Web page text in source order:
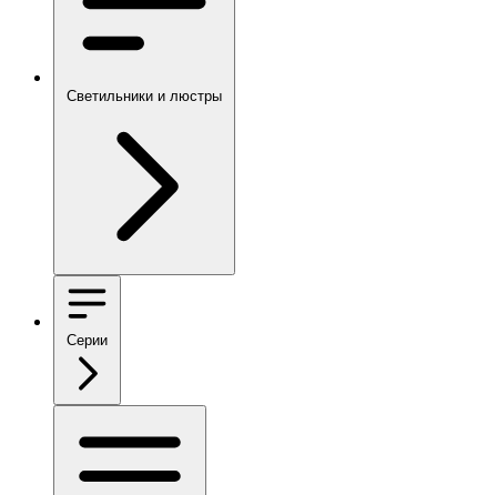
Светильники и люстры
Серии